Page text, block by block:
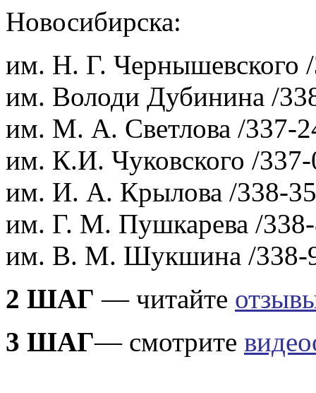
Новосибирска:
им. Н. Г. Чернышевского
им. Володи Дубинина /
им. М. А. Светлова /337-
им. К.И. Чуковского /
им. И. А. Крылова /338-
им. Г. М. Пушкарева /
им. В. М. Шукшина /338-
2 ШАГ — читайте
3 ШАГ— смотрите